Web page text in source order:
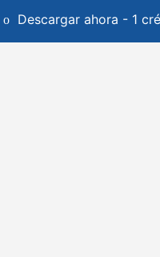
Descargar ahora - 1